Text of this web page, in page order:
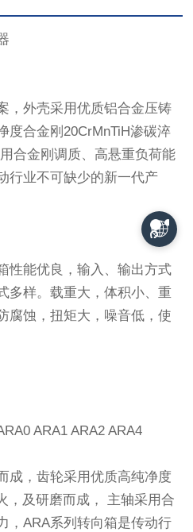
，外壳采用优质铝合金压铸
度合金刚20CrMnTiH渗碳淬
合金刚调质、高悬重负荷能
行业不可缺少的新一代产
性能优良，输入、输出方式
多样。载重大，体积小、重
腐蚀，扭矩大，噪音低，使
ARA1 ARA2 ARA4
成，齿轮采用优质高纯净度
，及研磨而成， 主轴采用合
，ARA系列转向箱是传动行